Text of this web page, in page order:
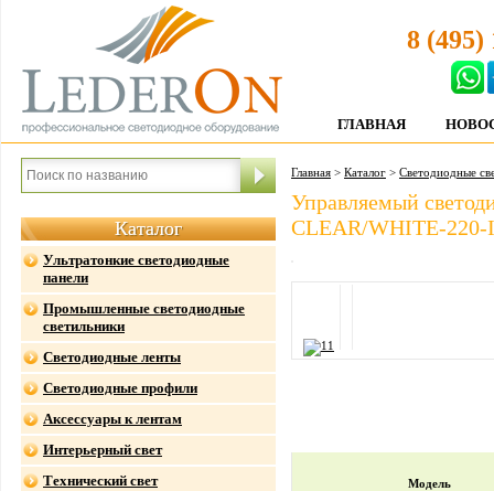
8 (495)
ГЛАВНАЯ
Каталог
Ультратонкие светодиодные
панели
Промышленные светодиодные
светильники
Светодиодные ленты
Светодиодные профили
Аксессуары к лентам
Интерьерный свет
Технический свет
Главная > Каталог > Светодиодные
Управляемый
CLEAR/WHITE-220-
Модель